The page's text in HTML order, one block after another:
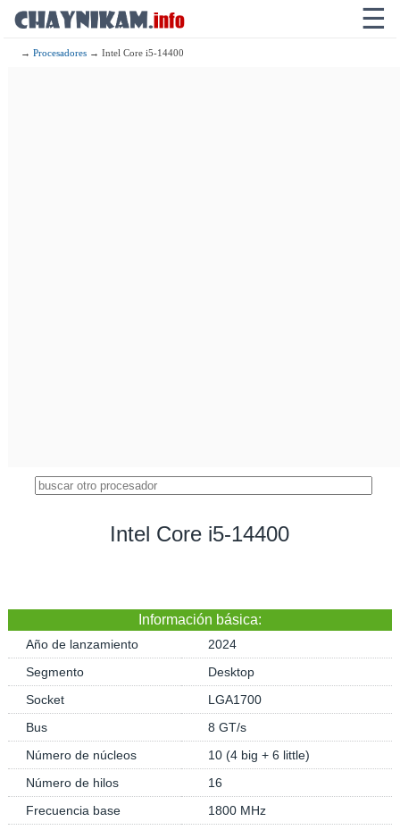
☰
→Procesadores → Intel Core i5-14400
Intel Core i5-14400
Información básica:
Año de lanzamiento
2024
Segmento
Desktop
Socket
LGA1700
Bus
8 GT/s
Número de núcleos
10 (4 big + 6 little)
Número de hilos
16
Frecuencia base
1800 MHz